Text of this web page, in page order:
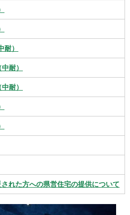
）
耐）
耐）
れた方への県営住宅の提供について